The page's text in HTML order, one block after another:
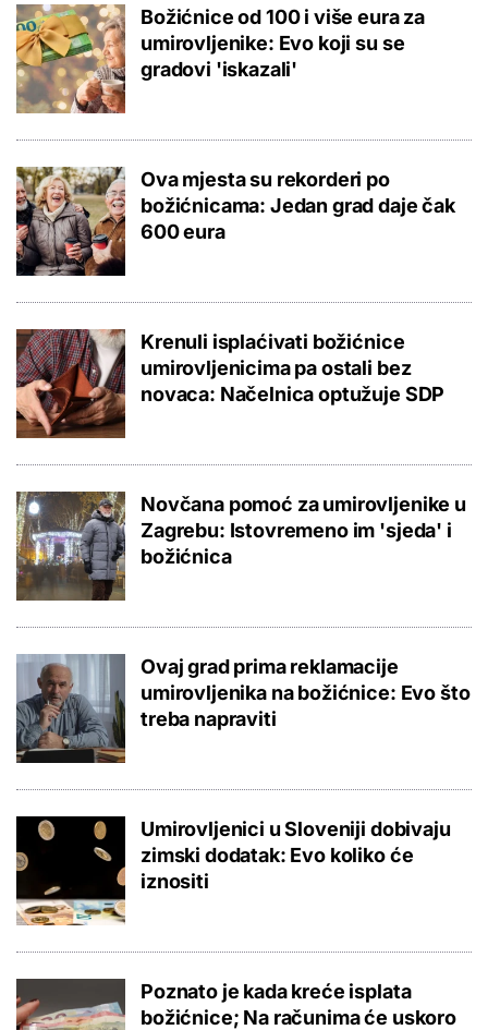
Božićnice od 100 i više eura za
umirovljenike: Evo koji su se
gradovi 'iskazali'
Ova mjesta su rekorderi po
božićnicama: Jedan grad daje čak
600 eura
Krenuli isplaćivati božićnice
umirovljenicima pa ostali bez
novaca: Načelnica optužuje SDP
Novčana pomoć za umirovljenike u
Zagrebu: Istovremeno im 'sjeda' i
božićnica
Ovaj grad prima reklamacije
umirovljenika na božićnice: Evo što
treba napraviti
Umirovljenici u Sloveniji dobivaju
zimski dodatak: Evo koliko će
iznositi
Poznato je kada kreće isplata
božićnice; Na računima će uskoro